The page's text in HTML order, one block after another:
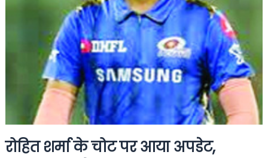
रोहित शर्मा के चोट पर आया अपडेट,